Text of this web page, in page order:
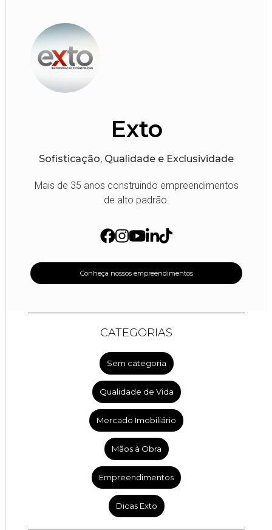
Exto
Sofisticação, Qualidade e Exclusividade
Mais de 35 anos construindo empreendimentos
de alto padrão.
Conheça nossos empreendimentos
CATEGORIAS
Sem categoria
Qualidade de Vida
Mercado Imobiliário
Mãos à Obra
Empreendimentos
Dicas Exto